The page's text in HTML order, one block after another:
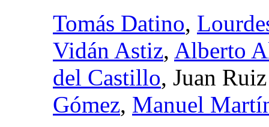
Tomás Datino,
Vidán Astiz, Alberto
del Castillo, Juan
Gómez, Manuel